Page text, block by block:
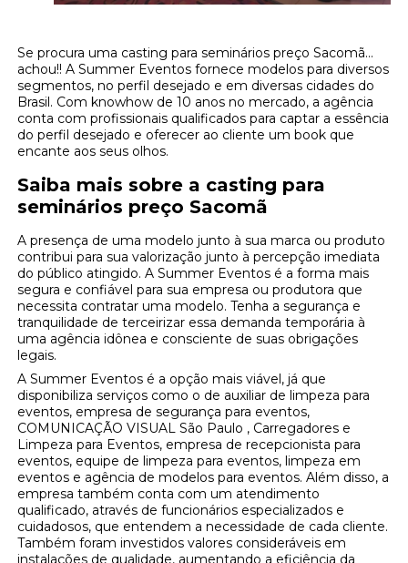
Se procura uma casting para seminários preço Sacomã...
achou!! A Summer Eventos fornece modelos para diversos
segmentos, no perfil desejado e em diversas cidades do
Brasil. Com knowhow de 10 anos no mercado, a agência
conta com profissionais qualificados para captar a essência
do perfil desejado e oferecer ao cliente um book que
encante aos seus olhos.
Saiba mais sobre a casting para
seminários preço Sacomã
A presença de uma modelo junto à sua marca ou produto
contribui para sua valorização junto à percepção imediata
do público atingido. A Summer Eventos é a forma mais
segura e confiável para sua empresa ou produtora que
necessita contratar uma modelo. Tenha a segurança e
tranquilidade de terceirizar essa demanda temporária à
uma agência idônea e consciente de suas obrigações
legais.
A Summer Eventos é a opção mais viável, já que
disponibiliza serviços como o de auxiliar de limpeza para
eventos, empresa de segurança para eventos,
COMUNICAÇÃO VISUAL São Paulo , Carregadores e
Limpeza para Eventos, empresa de recepcionista para
eventos, equipe de limpeza para eventos, limpeza em
eventos e agência de modelos para eventos. Além disso, a
empresa também conta com um atendimento
qualificado, através de funcionários especializados e
cuidadosos, que entendem a necessidade de cada cliente.
Também foram investidos valores consideráveis em
instalações de qualidade, aumentando a eficiência da